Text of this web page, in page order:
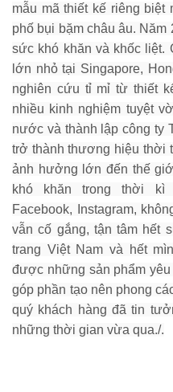
mẫu mã thiết kế riêng biệt
phố bụi bặm châu âu.
sức khó khăn và khốc liệt.
lớn nhỏ tại Singapore,
nghiên cứu tỉ mỉ từ thiết
nhiều kinh nghiệm tuyệt
nước và thành lập công ty
trở thành thương hiệu thời
ảnh hưởng lớn đến thế
khó khăn trong thời kì
Facebook, Instagram,
vẫn cố gắng, tận tâm hết
trang Việt Nam và hết
được những sản phẩm
góp phần tạo nên phong
quý khách hàng đã tin
những thời gian vừa qua./.